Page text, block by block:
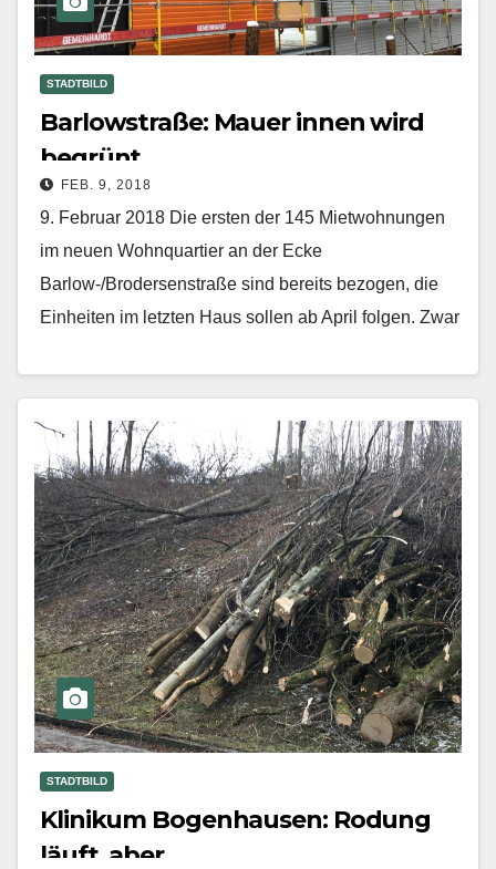
STADTBILD
Barlowstraße: Mauer innen wird
begrünt
FEB. 9, 2018
9. Februar 2018 Die ersten der 145 Mietwohnungen
im neuen Wohnquartier an der Ecke
Barlow-/Brodersenstraße sind bereits bezogen, die
Einheiten im letzten Haus sollen ab April folgen. Zwar
Mehr erfahren
STADTBILD
Klinikum Bogenhausen: Rodung
läuft, aber ….